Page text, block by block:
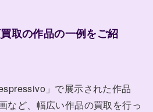
取の作品の一例をご紹
」で展示された作品
など、幅広い作品の買取を行っ